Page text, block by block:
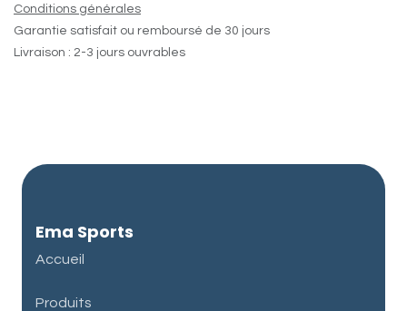
Conditions générales
Garantie satisfait ou remboursé de 30 jours
Livraison : 2-3 jours ouvrables
Ema Sports
Accueil
Produits